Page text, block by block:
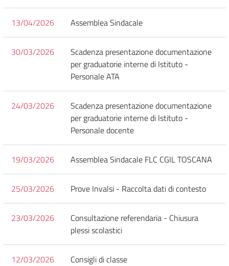
13/04/2026 Assemblea Sindacale
30/03/2026
Scadenza presentazione documentazione
per graduatorie interne di Istituto -
Personale ATA
24/03/2026
Scadenza presentazione documentazione
per graduatorie interne di Istituto -
Personale docente
19/03/2026 Assemblea Sindacale FLC CGIL TOSCANA
25/03/2026 Prove Invalsi - Raccolta dati di contesto
23/03/2026
Consultazione referendaria - Chiusura
plessi scolastici
12/03/2026 Consigli di classe